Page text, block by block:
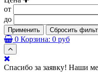
от
до
Применить Сбросить
0 Корзина: 0 руб
Спасибо за заявку! Наши